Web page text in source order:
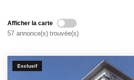
Afficher la carte
57 annonce(s) trouvée(s)
Exclusif